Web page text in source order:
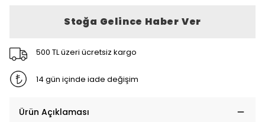
Stoğa Gelince Haber Ver
500 TL üzeri ücretsiz kargo
14 gün içinde iade değişim
Ürün Açıklaması